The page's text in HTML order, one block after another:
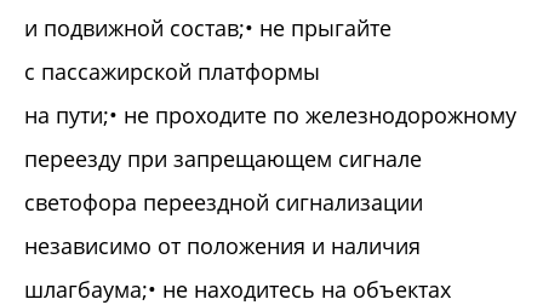
и подвижной состав;• не прыгайте
с пассажирской платформы
на пути;• не проходите по железнодорожному
переезду при запрещающем сигнале
светофора переездной сигнализации
независимо от положения и наличия
шлагбаума;• не находитесь на объектах